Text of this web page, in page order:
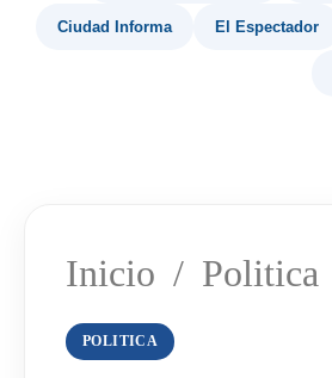
Ciudad Informa El Espectador
Inicio / Politica
POLITICA